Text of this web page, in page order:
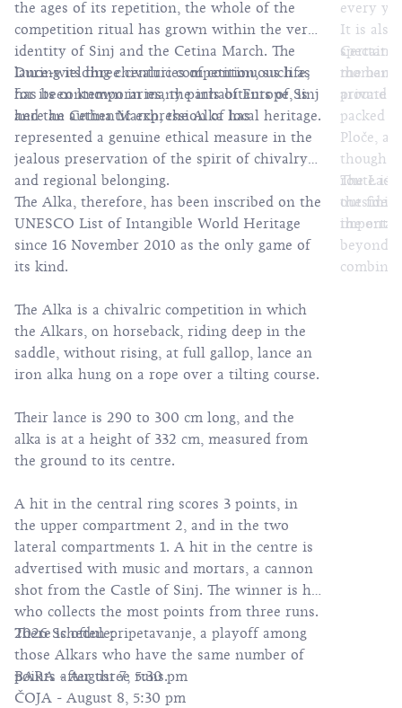
the ages of its repetition, the whole of the
competition ritual has grown within the very
identity of Sinj and the Cetina March. The
lance-wielding chivalric competition, such as
has been known in many parts of Europe, is
here an authentic expression of local heritage.
During its three centuries of continuous life,
for its contemporaries, the inhabitants of Sinj
and the Cetina March, the Alka has
represented a genuine ethical measure in the
jealous preservation of the spirit of chivalry
and regional belonging.
The Alka, therefore, has been inscribed on the
UNESCO List of Intangible World Heritage
since 16 November 2010 as the only game of
its kind.
The Alka is a chivalric competition in which
the Alkars, on horseback, riding deep in the
saddle, without rising, at full gallop, lance an
iron alka hung on a rope over a tilting course.
Their lance is 290 to 300 cm long, and the
alka is at a height of 332 cm, measured from
the ground to its centre.
A hit in the central ring scores 3 points, in
the upper compartment 2, and in the two
lateral compartments 1. A hit in the centre is
advertised with music and mortars, a cannon
shot from the Castle of Sinj. The winner is he
who collects the most points from three runs.
There is often pripetavanje, a playoff among
those Alkars who have the same number of
points after three runs.
2026 Schedule:
BARA - August 7, 5:30 pm
ČOJA - August 8, 5:30 pm
every
It is also
the
private
moment
around
packed
Ploče,
though
route is
the
the
The
outside
beyond